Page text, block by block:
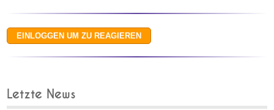
Letzte News